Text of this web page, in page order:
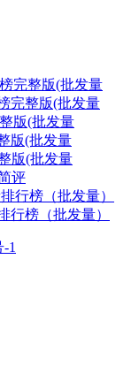
完整版(批发量
完整版(批发量
版(批发量
版(批发量
版(批发量
评
行榜（批发量）
行榜（批发量）
1